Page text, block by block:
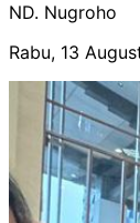
ND. Nugroho
Rabu, 13